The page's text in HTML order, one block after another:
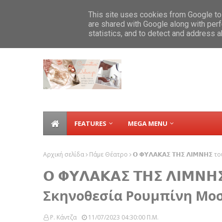
BOBBI BROWN, Νέο Luxe Cashmere
FEATURES MEGA MENU
Αρχική σελίδα Πάμε Θέατρο 𝝤 𝝫𝝪𝝠𝝖𝝟𝝖𝝨 𝝩𝝜𝝨 𝝠𝝞𝝡𝝢𝝜𝝨 του
𝝤 𝝫𝝪𝝠𝝖𝝟𝝖𝝨 𝝩𝝜𝝨 𝝠𝝞𝝡𝝢𝝜𝝨
Σκηνοθεσία Ρουμπίνη
Ρ. Κάντζα 11/07/2023 04:30:00 Π.μ.
This site uses cookies from Google
are shared with Google along with
statistics, and to detect and address